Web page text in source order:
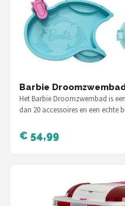
Barbie
Het Barbie Droomzwembad is
dan 20 accessoires en een
€ 54,99